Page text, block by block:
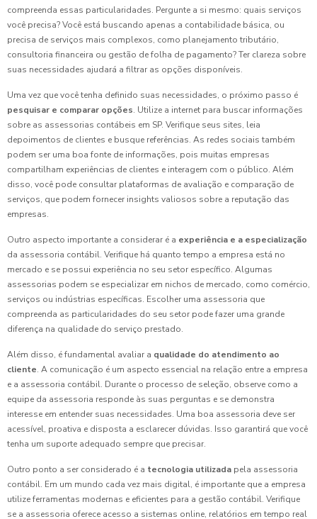
compreenda essas particularidades. Pergunte a si mesmo: quais serviços
você precisa? Você está buscando apenas a contabilidade básica, ou
precisa de serviços mais complexos, como planejamento tributário,
consultoria financeira ou gestão de folha de pagamento? Ter clareza sobre
suas necessidades ajudará a filtrar as opções disponíveis.
Uma vez que você tenha definido suas necessidades, o próximo passo é
pesquisar e comparar opções. Utilize a internet para buscar informações
sobre as assessorias contábeis em SP. Verifique seus sites, leia
depoimentos de clientes e busque referências. As redes sociais também
podem ser uma boa fonte de informações, pois muitas empresas
compartilham experiências de clientes e interagem com o público. Além
disso, você pode consultar plataformas de avaliação e comparação de
serviços, que podem fornecer insights valiosos sobre a reputação das
empresas.
Outro aspecto importante a considerar é a experiência e a especialização
da assessoria contábil. Verifique há quanto tempo a empresa está no
mercado e se possui experiência no seu setor específico. Algumas
assessorias podem se especializar em nichos de mercado, como comércio,
serviços ou indústrias específicas. Escolher uma assessoria que
compreenda as particularidades do seu setor pode fazer uma grande
diferença na qualidade do serviço prestado.
Além disso, é fundamental avaliar a qualidade do atendimento ao
cliente. A comunicação é um aspecto essencial na relação entre a empresa
e a assessoria contábil. Durante o processo de seleção, observe como a
equipe da assessoria responde às suas perguntas e se demonstra
interesse em entender suas necessidades. Uma boa assessoria deve ser
acessível, proativa e disposta a esclarecer dúvidas. Isso garantirá que você
tenha um suporte adequado sempre que precisar.
Outro ponto a ser considerado é a tecnologia utilizada pela assessoria
contábil. Em um mundo cada vez mais digital, é importante que a empresa
utilize ferramentas modernas e eficientes para a gestão contábil. Verifique
se a assessoria oferece acesso a sistemas online, relatórios em tempo real